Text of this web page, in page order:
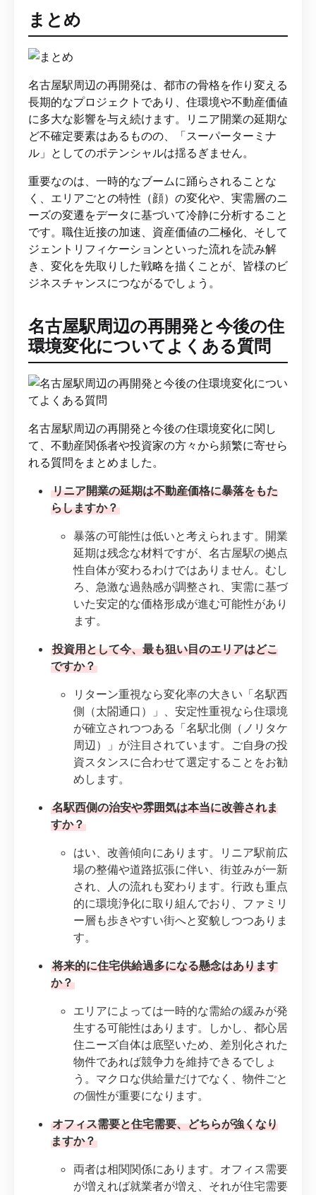
まとめ
名古屋駅周辺の再開発は、都市の骨格を作り変える
長期的なプロジェクトであり、住環境や不動産価値
に多大な影響を与え続けます。リニア開業の延期な
ど不確定要素はあるものの、「スーパーターミナ
ル」としてのポテンシャルは揺るぎません。
重要なのは、一時的なブームに踊らされることな
く、エリアごとの特性（顔）の変化や、実需層のニ
ーズの変遷をデータに基づいて冷静に分析すること
です。職住近接の加速、資産価値の二極化、そして
ジェントリフィケーションといった流れを読み解
き、変化を先取りした戦略を描くことが、皆様のビ
ジネスチャンスにつながるでしょう。
名古屋駅周辺の再開発と今後の住
環境変化についてよくある質問
名古屋駅周辺の再開発と今後の住環境変化に関し
て、不動産関係者や投資家の方々から頻繁に寄せら
れる質問をまとめました。
リニア開業の延期は不動産価格に暴落をもた
らしますか？
暴落の可能性は低いと考えられます。開業
延期は残念な材料ですが、名古屋駅の拠点
性自体が変わるわけではありません。むし
ろ、急激な過熱感が調整され、実需に基づ
いた安定的な価格形成が進む可能性があり
ます。
投資用として今、最も狙い目のエリアはどこ
ですか？
リターン重視なら変化率の大きい「名駅西
側（太閤通口）」、安定性重視なら住環境
が確立されつつある「名駅北側（ノリタケ
周辺）」が注目されています。ご自身の投
資スタンスに合わせて選定することをお勧
めします。
名駅西側の治安や雰囲気は本当に改善されま
すか？
はい、改善傾向にあります。リニア駅前広
場の整備や道路拡張に伴い、街並みが一新
され、人の流れも変わります。行政も重点
的に環境浄化に取り組んでおり、ファミリ
ー層も歩きやすい街へと変貌しつつありま
す。
将来的に住宅供給過多になる懸念はあります
か？
エリアによっては一時的な需給の緩みが発
生する可能性はあります。しかし、都心居
住ニーズ自体は底堅いため、差別化された
物件であれば競争力を維持できるでしょ
う。マクロな供給量だけでなく、物件ごと
の個性が重要になります。
オフィス需要と住宅需要、どちらが強くなり
ますか？
両者は相関関係にあります。オフィス需要
が増えれば就業者が増え、それが住宅需要